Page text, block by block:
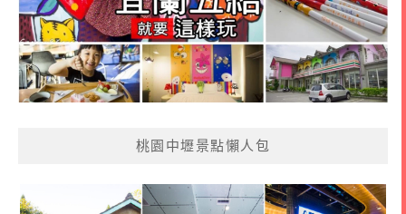
桃園中壢景點懶人包